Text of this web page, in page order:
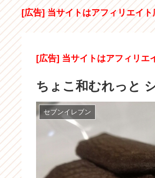
[広告] 当サイトはアフィリエイ
[広告] 当サイトはアフィリエ
ちょこ和むれっと
セブンイレブン